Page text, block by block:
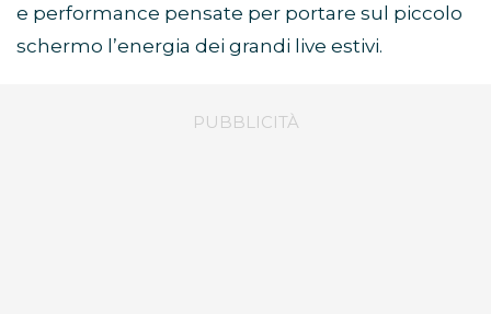
e performance pensate per portare sul piccolo
schermo l’energia dei grandi live estivi.